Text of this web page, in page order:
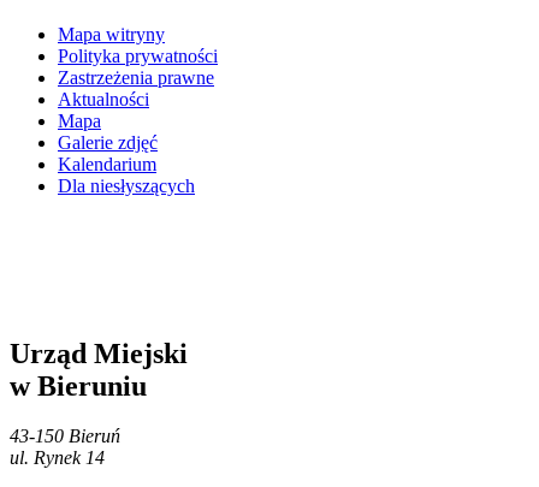
Mapa witryny
Polityka prywatności
Zastrzeżenia prawne
Aktualności
Mapa
Galerie zdjęć
Kalendarium
Dla niesłyszących
Urząd Miejski
w Bieruniu
43-150 Bieruń
ul. Rynek 14